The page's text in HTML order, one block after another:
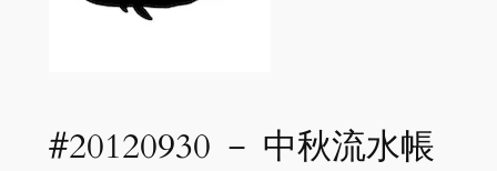
#20120930 － 中秋流水帳